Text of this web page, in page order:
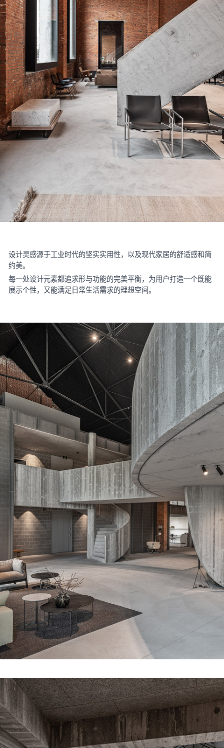
Type
Space
Fronter
Figure
About
Parnter
设计灵感源于工业时代的坚实实用性，以及现代家居的舒适感和简
约美。
每一处设计元素都追求形与功能的完美平衡，为用户打造一个既能
展示个性，又能满足日常生活需求的理想空间。